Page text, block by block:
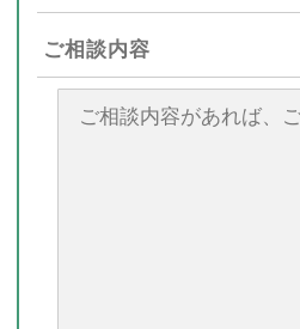
ご相談内容